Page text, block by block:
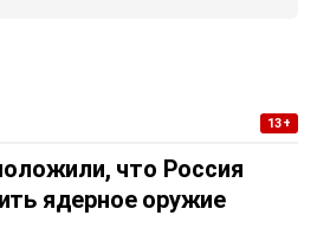
13+
что Россия
ядерное оружие